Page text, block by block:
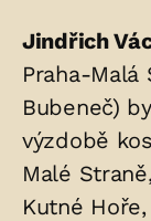
Životopis
osoby/
v
hrobu:
Jindřich
Praha-Malá
Bubeneč)
výzdobě
Malé
Kutné